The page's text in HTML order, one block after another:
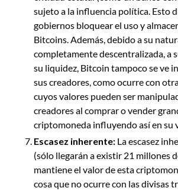
sujeto a la influencia política. Esto
gobiernos bloquear el uso y
Bitcoins. Además, debido a su
completamente descentralizada, a
su liquidez, Bitcoin tampoco se ve
sus creadores, como ocurre con
cuyos valores pueden ser
creadores al comprar o vender
criptomoneda influyendo así en su
Escasez inherente: La escasez
(sólo llegarán a existir 21 millones
mantiene el valor de esta
cosa que no ocurre con las divisas